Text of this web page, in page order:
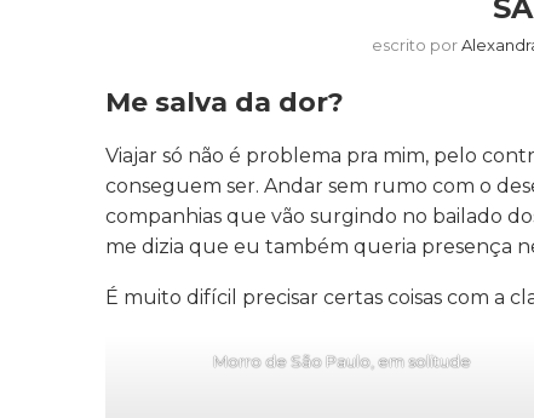
escrito por
Me salva da dor?
Viajar só não é problema pra mim, pelo
conseguem ser. Andar sem rumo com o
companhias que vão surgindo no bailado
me dizia que eu também queria presença
É muito difícil precisar certas coisas com a
Morro de São Paulo, em solitude